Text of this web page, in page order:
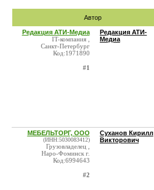
Автор
Редакция АТИ-Медиа
IT-компания ,
Санкт-Петербург
Код:1971890
#1
Редакция АТИ-
Медиа
МЕБЕЛЬТОРГ, ООО
(ИНН:5030083412)
Грузовладелец ,
Наро-Фоминск г.
Код:6994643
#2
Суханов Кирилл
Викторович